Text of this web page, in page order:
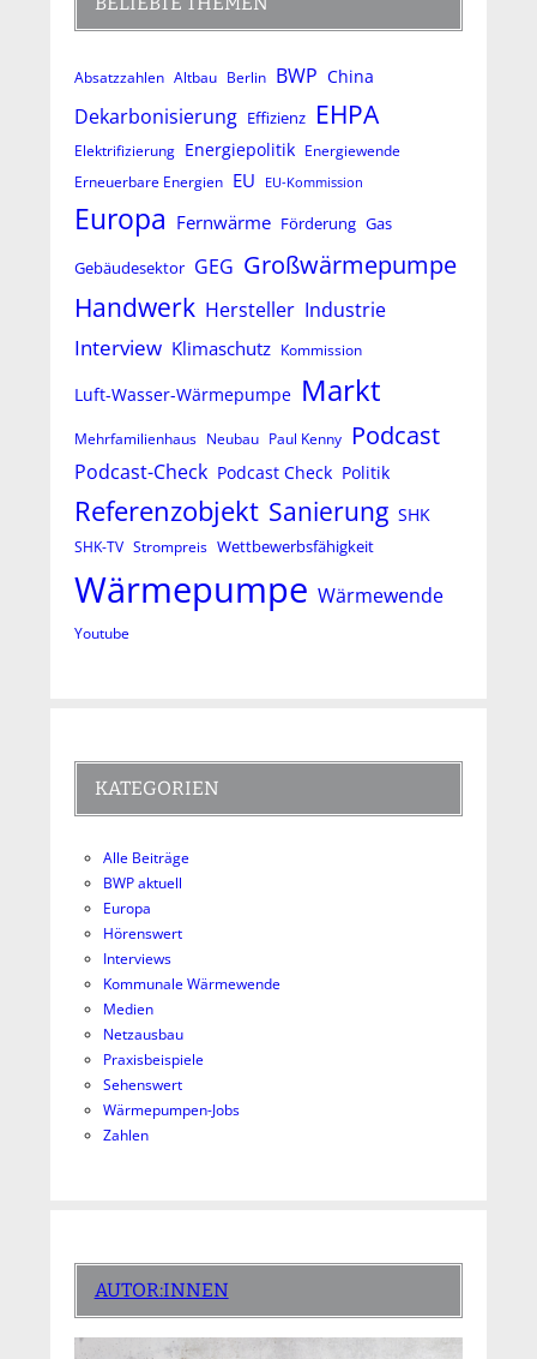
Absatzzahlen Altbau Berlin BWP China
Dekarbonisierung Effizienz EHPA
Elektrifizierung Energiepolitik Energiewende
Erneuerbare Energien EU EU-Kommission
Europa Fernwärme Förderung Gas
Gebäudesektor GEG Großwärmepumpe
Handwerk Hersteller Industrie
Interview Klimaschutz Kommission
Luft-Wasser-Wärmepumpe Markt
Mehrfamilienhaus Neubau Paul Kenny Podcast
Podcast-Check Podcast Check Politik
Referenzobjekt Sanierung SHK
SHK-TV Strompreis Wettbewerbsfähigkeit
Wärmepumpe Wärmewende
Youtube
KATEGORIEN
Alle Beiträge
BWP aktuell
Europa
Hörenswert
Interviews
Kommunale Wärmewende
Medien
Netzausbau
Praxisbeispiele
Sehenswert
Wärmepumpen-Jobs
Zahlen
AUTOR:INNEN